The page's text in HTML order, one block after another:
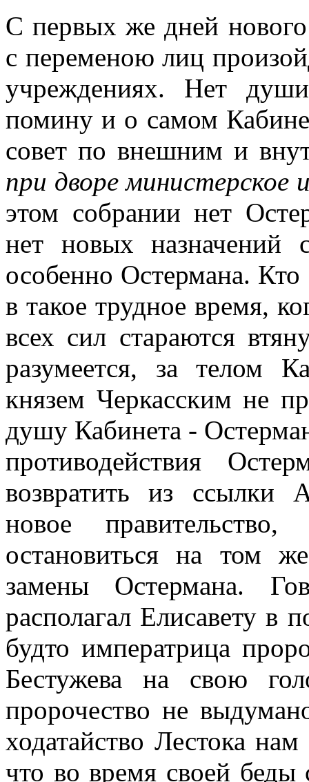
С первых же дней
с переменою лиц
учреждениях. Нет
помину и о самом
совет по внешним и
при дворе министерское
этом собрании нет
нет новых назначений
особенно Остермана.
в такое трудное время,
всех сил стараются
разумеется, за телом
князем Черкасским не
душу Кабинета -
противодействия
возвратить из ссылки
новое
остановиться на том
замены Остермана.
располагал Елисавету в
будто императрица
Бестужева на свою
пророчество не
ходатайство Лестока
что во время своей беды